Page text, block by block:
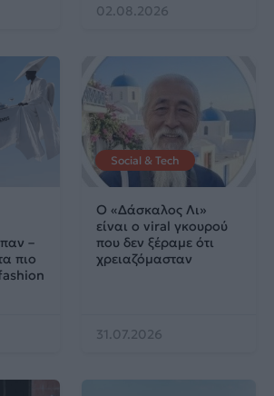
02.08.2026
–
πιο
Social & Tech
Ο «Δάσκαλος Λι»
είναι ο viral γκουρού
που δεν ξέραμε ότι
χρειαζόμασταν
31.07.2026